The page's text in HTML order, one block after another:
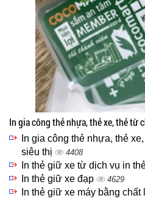
In gia công thẻ nhựa, thẻ xe, thẻ từ
In gia công thẻ nhựa, thẻ
siêu thị
4408
In thẻ giữ xe từ dịch vụ in
In thẻ giữ xe đạp 4629
In thẻ giữ xe máy bằng